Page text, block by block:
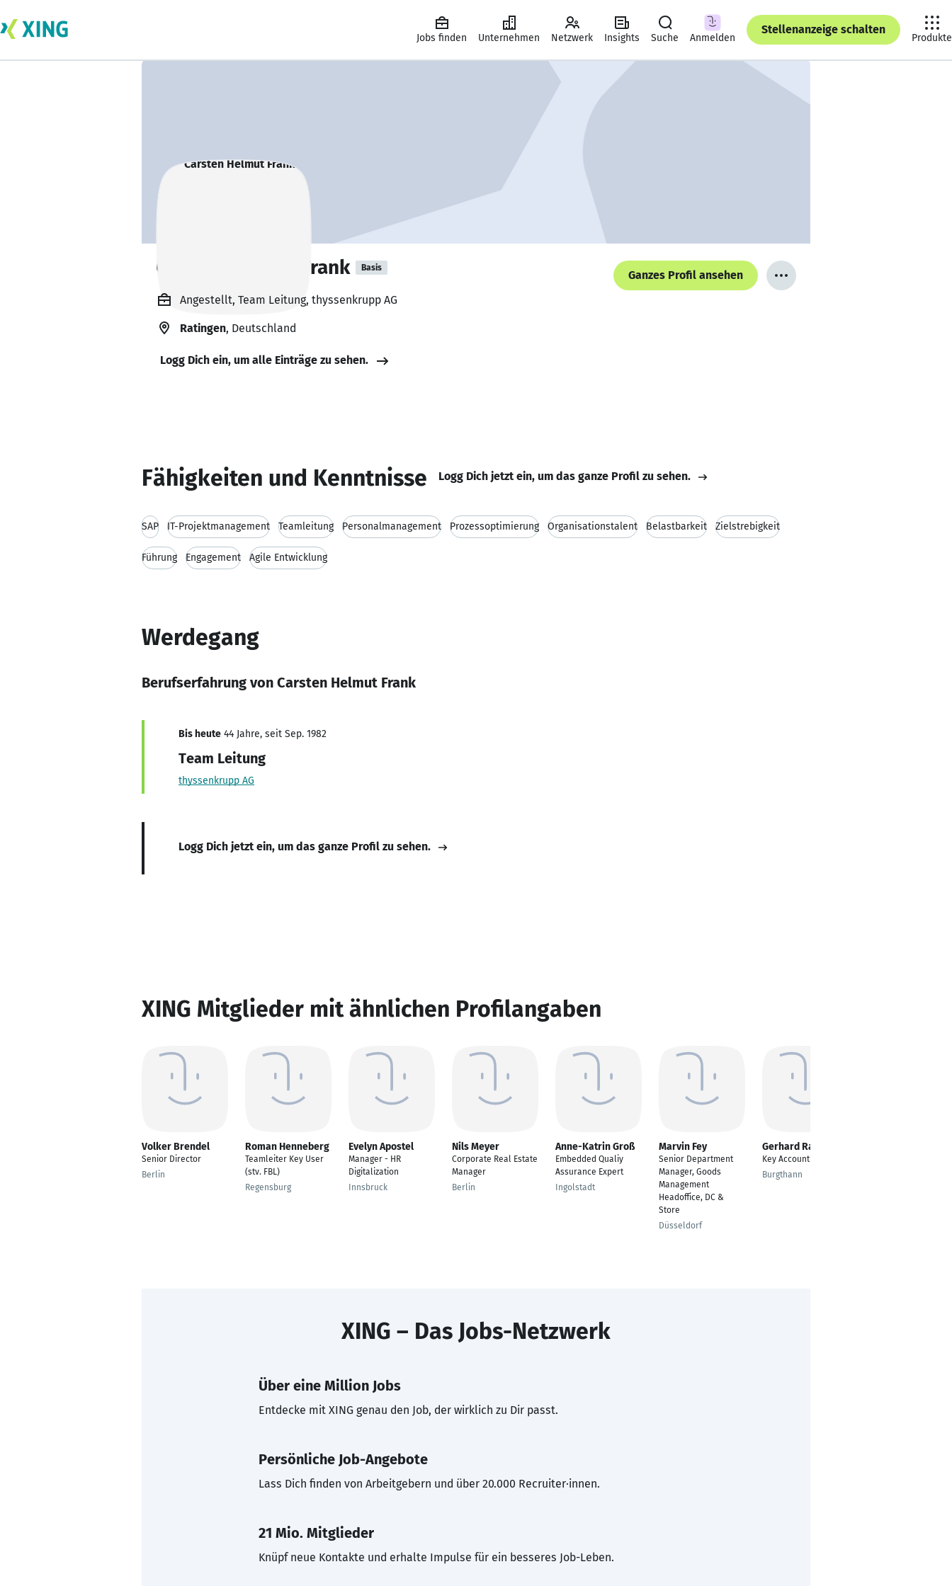
Jobs finden Unternehmen Netzwerk Insights Suche Anmelden
Stellenanzeige schalten
Produkte
Carsten Helmut Frank Basis
Ganzes Profil ansehen
Angestellt, Team Leitung, thyssenkrupp AG
Ratingen, Deutschland
Logg Dich ein, um alle Einträge zu sehen.
Fähigkeiten und Kenntnisse Logg Dich jetzt ein, um das ganze Profil zu sehen.
SAP IT-Projektmanagement Teamleitung Personalmanagement Prozessoptimierung Organisationstalent Belastbarkeit Zielstrebigkeit
Führung Engagement Agile Entwicklung
Werdegang
Berufserfahrung von Carsten Helmut Frank
Bis heute 44 Jahre, seit Sep. 1982
Team Leitung
thyssenkrupp AG
Logg Dich jetzt ein, um das ganze Profil zu sehen.
XING Mitglieder mit ähnlichen Profilangaben
Volker Brendel
Senior Director
Berlin
Roman Henneberg
Teamleiter Key User
(stv. FBL)
Regensburg
Evelyn Apostel
Manager - HR
Digitalization
Innsbruck
Nils Meyer
Corporate Real Estate
Manager
Berlin
Anne-Katrin Groß
Embedded Qualiy
Assurance Expert
Ingolstadt
Marvin Fey
Senior Department
Manager, Goods
Management
Headoffice, DC &
Store
Düsseldorf
Gerhard Raum
Key Account Manager
Burgthann
XING – Das Jobs-Netzwerk
Über eine Million Jobs
Entdecke mit XING genau den Job, der wirklich zu Dir passt.
Persönliche Job-Angebote
Lass Dich finden von Arbeitgebern und über 20.000 Recruiter·innen.
21 Mio. Mitglieder
Knüpf neue Kontakte und erhalte Impulse für ein besseres Job-Leben.